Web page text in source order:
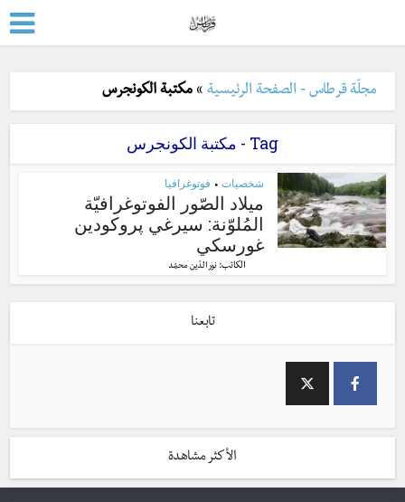
مجلّة قرطاس - الصفحة الرئيسية »مكتبة الكونجرس
Tag - مكتبة الكونجرس
شخصيات • فوتوغرافيا
ميلاد الصّور الفوتوغرافيّة
المُلوّنة: سيرغي پروكودين
غورسكي
الكاتب: نور الدّين محمّد
تابعنا
الأكثر مشاهدة